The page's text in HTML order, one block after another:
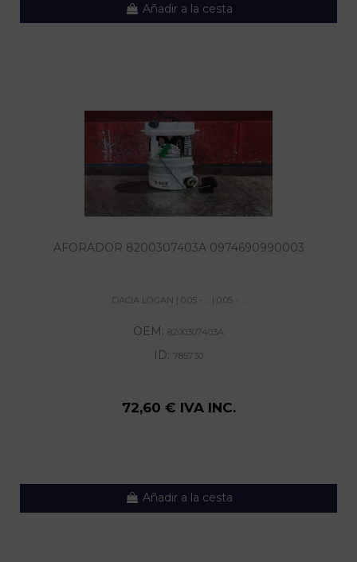
Añadir a la cesta
AFORADOR 8200307403A 0974690990003
DACIA LOGAN | 0.05 - ... | 0.05 - ...
OEM: 8200307403A
ID: 785730
72,60 € IVA INC.
Añadir a la cesta